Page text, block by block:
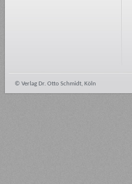
© Verlag Dr. Otto Schmidt, Köln